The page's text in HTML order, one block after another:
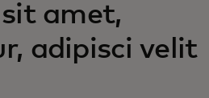
amet,
adipisci velit